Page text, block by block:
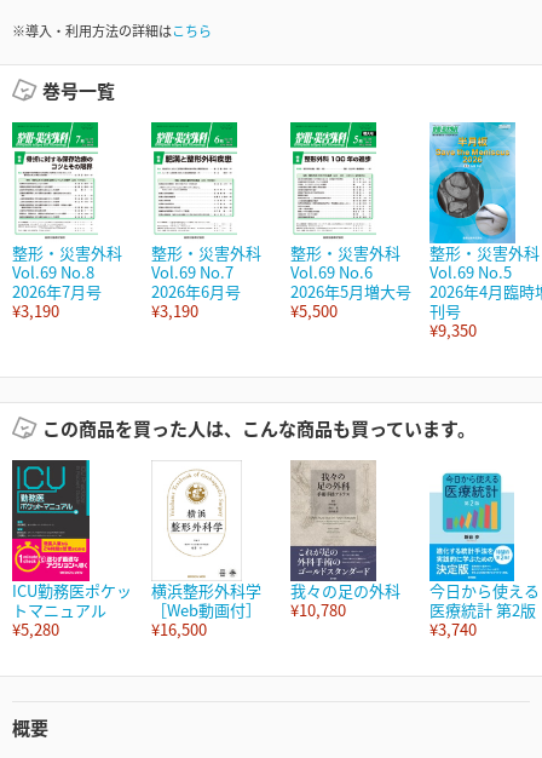
※導入・利用方法の詳細はこちら
巻号一覧
整形・災害外科
Vol.69 No.8
2026年7月号
¥3,190
整形・災害外科
Vol.69 No.7
2026年6月号
¥3,190
整形・災害外科
Vol.69 No.6
2026年5月増大号
¥5,500
整形・災害外科
Vol.69 No.5
2026年4月臨時
刊号
¥9,350
この商品を買った人は、こんな商品も買っています。
ICU勤務医ポケッ
トマニュアル
¥5,280
横浜整形外科学
［Web動画付］
¥16,500
我々の足の外科
¥10,780
今日から使える
医療統計 第2版
¥3,740
概要